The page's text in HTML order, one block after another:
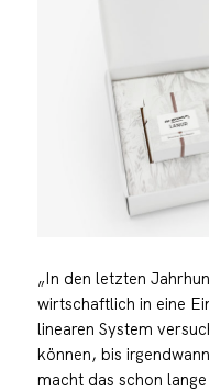
„In den letzten
wirtschaftlich in eine
linearen System
können, bis
macht das schon